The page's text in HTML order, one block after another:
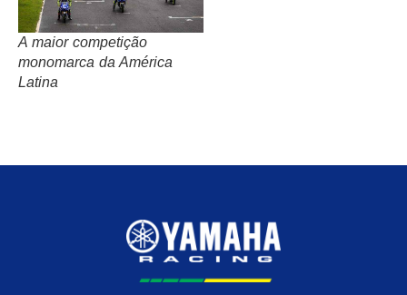
A maior competição
monomarca da América
Latina